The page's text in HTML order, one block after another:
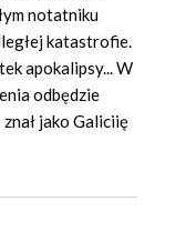
notatniku
katastrofie.
apokalipsy... W
odbędzie
jako Galiciię